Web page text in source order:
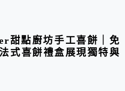
甜點廚坊手工喜餅｜免
式喜餅禮盒展現獨特與